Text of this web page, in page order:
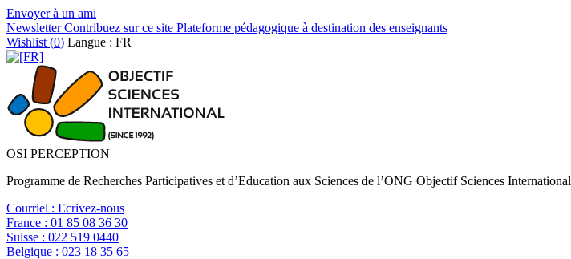
Envoyer à un ami
NewsletterContribuez sur ce site Plateforme pédagogique à destination des enseignants
Wishlist (0) Langue : FR
OSI PERCEPTION
Programme de Recherches Participatives et d’Education aux Sciences de l’ONG Objectif Sciences International
Courriel : Ecrivez-nous
France : 01 85 08 36 30
Suisse : 022 519 0440
Belgique : 023 18 35 65